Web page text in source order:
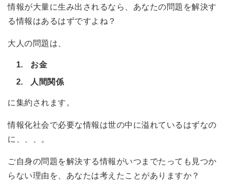
情報が大量に生み出されるなら、あなたの問題を解決す
る情報はあるはずですよね？
大人の問題は、
お金
人間関係
に集約されます。
情報化社会で必要な情報は世の中に溢れているはずなの
に、、、。
ご自身の問題を解決する情報がいつまでたっても見つか
らない理由を、あなたは考えたことがありますか？